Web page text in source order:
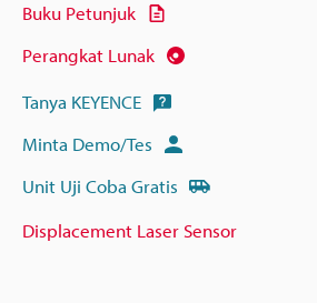
Buku Petunjuk
Perangkat Lunak
Tanya KEYENCE
Minta Demo/Tes
Unit Uji Coba Gratis
Displacement Laser Sensor